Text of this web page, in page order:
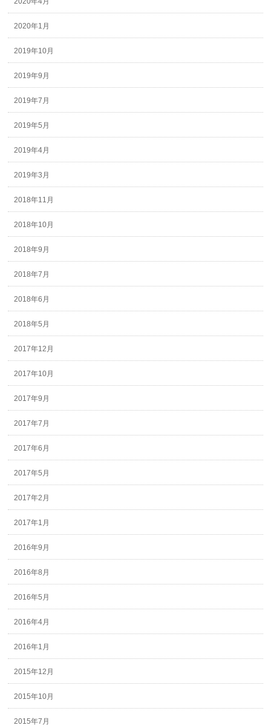
2020年1月
2019年10月
2019年9月
2019年7月
2019年5月
2019年4月
2019年3月
2018年11月
2018年10月
2018年9月
2018年7月
2018年6月
2018年5月
2017年12月
2017年10月
2017年9月
2017年7月
2017年6月
2017年5月
2017年2月
2017年1月
2016年9月
2016年8月
2016年5月
2016年4月
2016年1月
2015年12月
2015年10月
2015年7月